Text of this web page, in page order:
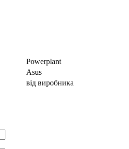
Powerplant
Asus
від виробника